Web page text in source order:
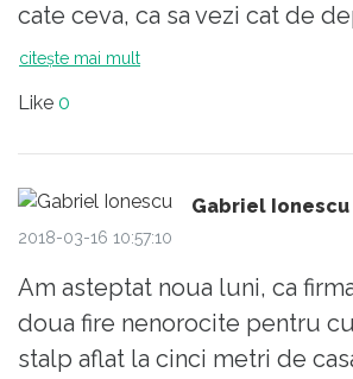
cate ceva, ca sa vezi cat de
realitate esti.
citește mai mult
Like 0
Gabriel Ionescu
2018-03-16 10:57:10
Am asteptat noua luni, ca
doua fire nenorocite pentru
stalp aflat la cinci metri de